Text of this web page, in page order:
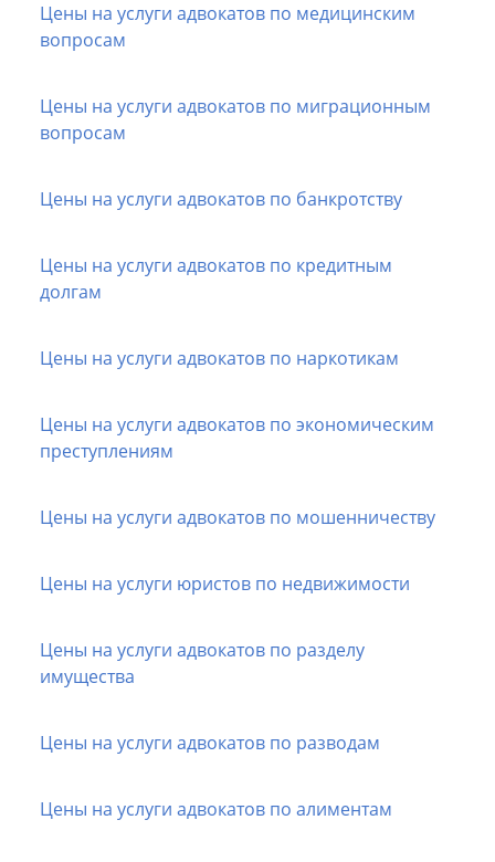
Цены на услуги адвокатов по медицинским
вопросам
Цены на услуги адвокатов по миграционным
вопросам
Цены на услуги адвокатов по банкротству
Цены на услуги адвокатов по кредитным
долгам
Цены на услуги адвокатов по наркотикам
Цены на услуги адвокатов по экономическим
преступлениям
Цены на услуги адвокатов по мошенничеству
Цены на услуги юристов по недвижимости
Цены на услуги адвокатов по разделу
имущества
Цены на услуги адвокатов по разводам
Цены на услуги адвокатов по алиментам